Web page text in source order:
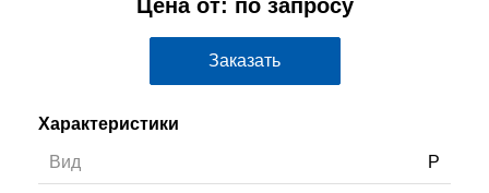
Цена от: по запросу
Заказать
Характеристики
Вид P